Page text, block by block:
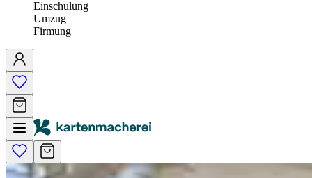
Einschulung
Umzug
Firmung